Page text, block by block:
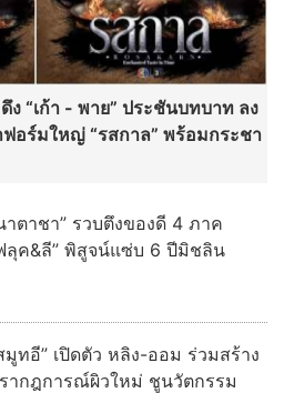
ง “เก้า - พาย” ประชันบทบาท ลง
อร์มใหญ่ “รสกาล” พร้อมกระชา
าตาชา” รวบตึงของดี 4 ภาค
ลุค&ลี” พิสูจน์แซ่บ 6 ปีมิชลิน
มูทอี” เปิดตัว หลิง-ออม ร่วมสร้าง
ากฎการณ์ผิวใหม่ ชูนวัตกรรม